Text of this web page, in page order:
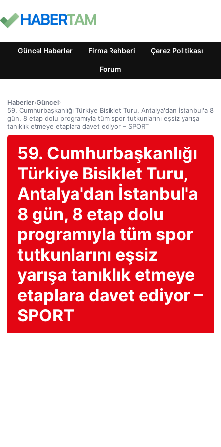
Güncel Haberler Firma Rehberi Çerez Politikası
Forum
Haberler›Güncel›
59. Cumhurbaşkanlığı Türkiye Bisiklet Turu, Antalya'dan İstanbul'a 8
gün, 8 etap dolu programıyla tüm spor tutkunlarını eşsiz yarışa
tanıklık etmeye etaplara davet ediyor – SPORT
59. Cumhurbaşkanlığı
Türkiye Bisiklet Turu,
Antalya'dan İstanbul'a
8 gün, 8 etap dolu
programıyla tüm spor
tutkunlarını eşsiz
yarışa tanıklık etmeye
etaplara davet ediyor –
SPORT